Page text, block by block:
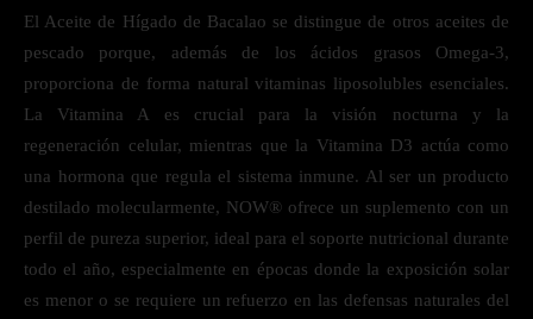
El Aceite de Hígado de Bacalao se distingue de otros aceites de
pescado porque, además de los ácidos grasos Omega-3,
proporciona de forma natural vitaminas liposolubles esenciales.
La Vitamina A es crucial para la visión nocturna y la
regeneración celular, mientras que la Vitamina D3 actúa como
una hormona que regula el sistema inmune. Al ser un producto
destilado molecularmente, NOW® ofrece un suplemento con un
perfil de pureza superior, ideal para el soporte nutricional durante
todo el año, especialmente en épocas donde la exposición solar
es menor o se requiere un refuerzo en las defensas naturales del